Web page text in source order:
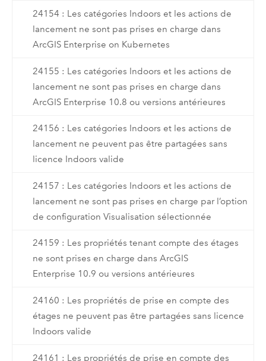
24154 : Les catégories Indoors et les actions de
lancement ne sont pas prises en charge dans
ArcGIS Enterprise on Kubernetes
24155 : Les catégories Indoors et les actions de
lancement ne sont pas prises en charge dans
ArcGIS Enterprise 10.8 ou versions antérieures
24156 : Les catégories Indoors et les actions de
lancement ne peuvent pas être partagées sans
licence Indoors valide
24157 : Les catégories Indoors et les actions de
lancement ne sont pas prises en charge par l’option
de configuration Visualisation sélectionnée
24159 : Les propriétés tenant compte des étages
ne sont prises en charge dans ArcGIS
Enterprise 10.9 ou versions antérieures
24160 : Les propriétés de prise en compte des
étages ne peuvent pas être partagées sans licence
Indoors valide
24161 : Les propriétés de prise en compte des